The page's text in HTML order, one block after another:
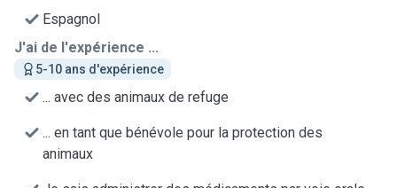
Espagnol
J'ai de l'expérience ...
5-10 ans d'expérience
... avec des animaux de refuge
... en tant que bénévole pour la protection des
animaux